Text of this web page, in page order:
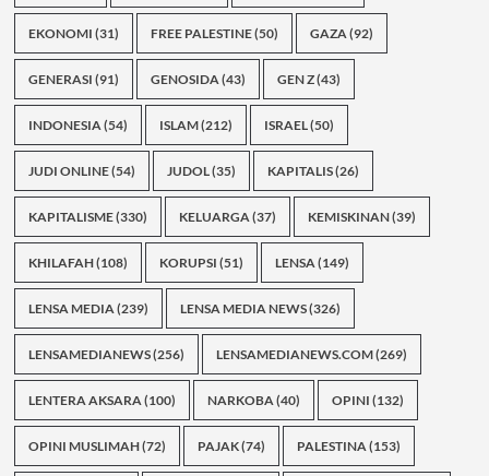
EKONOMI (31) FREE PALESTINE(50) GAZA(92)
GENERASI (91) GENOSIDA(43) GEN Z(43)
INDONESIA(54) ISLAM(212) ISRAEL(50)
JUDI ONLINE(54) JUDOL(35) KAPITALIS(26)
KAPITALISME(330) KELUARGA(37) KEMISKINAN(39)
KHILAFAH(108) KORUPSI (51) LENSA(149)
LENSA MEDIA(239) LENSA MEDIA NEWS(326)
LENSAMEDIANEWS(256) LENSAMEDIANEWS.COM(269)
LENTERA AKSARA(100) NARKOBA(40) OPINI (132)
OPINI MUSLIMAH(72) PAJAK(74) PALESTINA(153)